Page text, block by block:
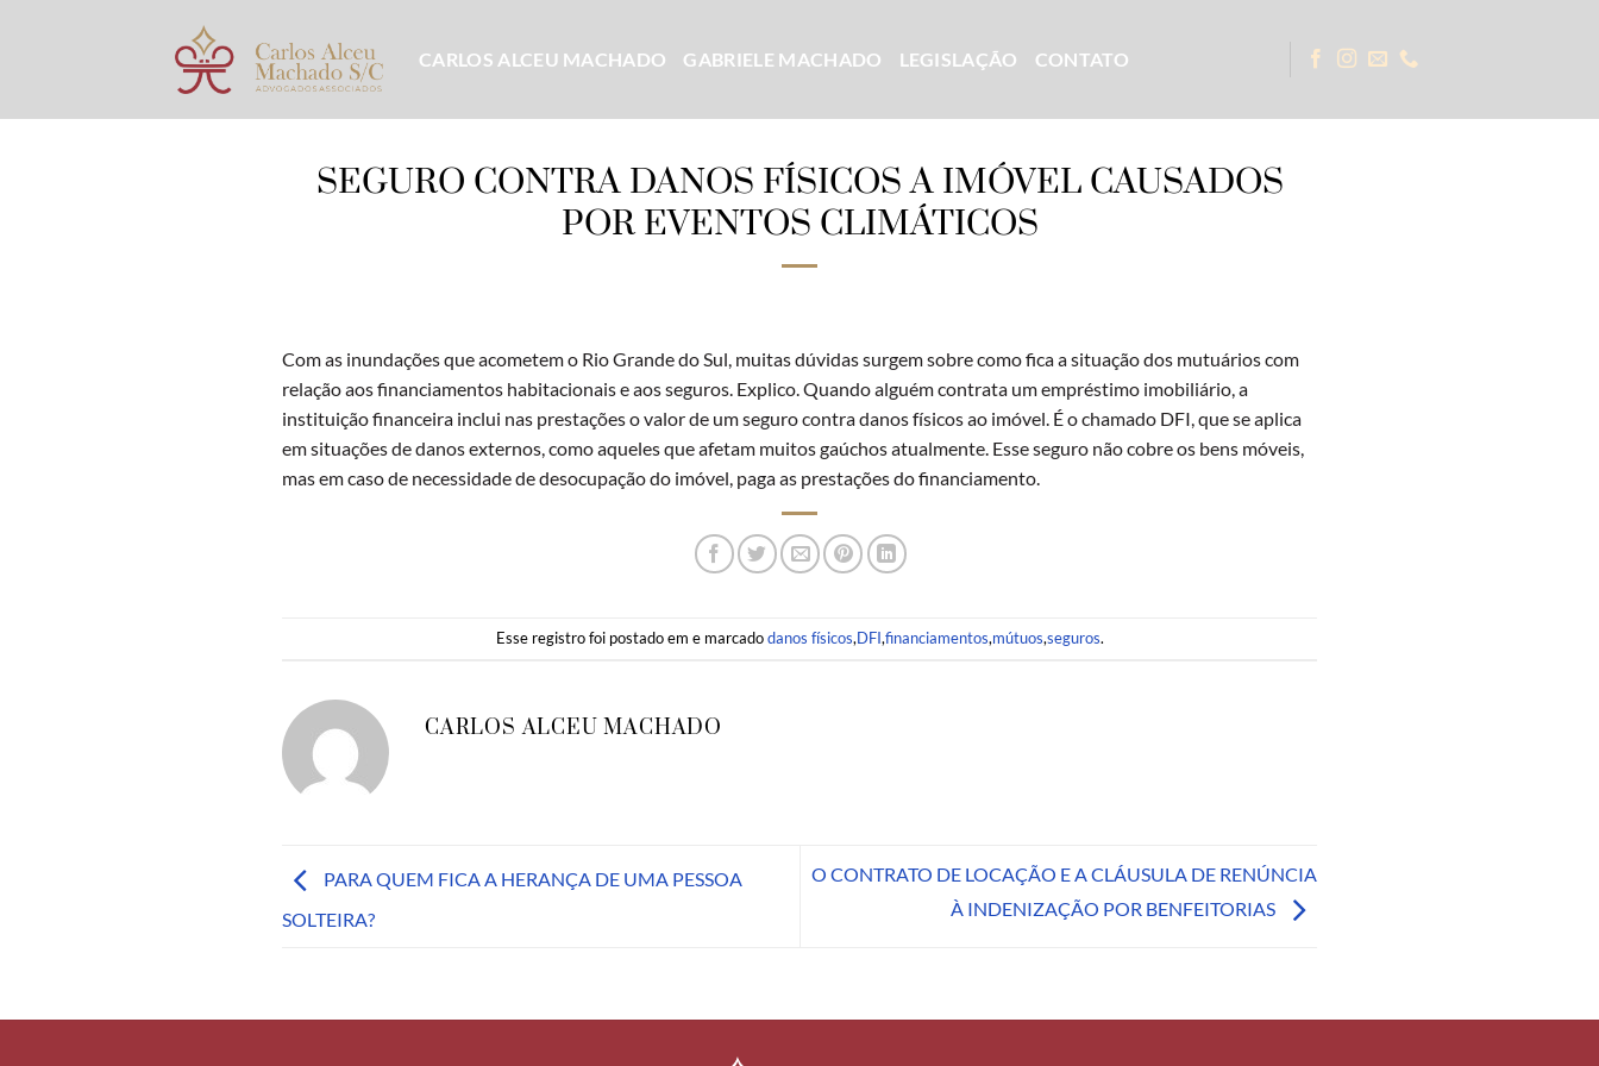
CARLOS ALCEU MACHADO GABRIELE MACHADO LEGISLAÇÃO CONTATO
SEGURO CONTRA DANOS FÍSICOS A IMÓVEL CAUSADOS
POR EVENTOS CLIMÁTICOS
Com as inundações que acometem o Rio Grande do Sul, muitas dúvidas surgem sobre como fica a situação dos mutuários com
relação aos financiamentos habitacionais e aos seguros. Explico. Quando alguém contrata um empréstimo imobiliário, a
instituição financeira inclui nas prestações o valor de um seguro contra danos físicos ao imóvel. É o chamado DFI, que se aplica
em situações de danos externos, como aqueles que afetam muitos gaúchos atualmente. Esse seguro não cobre os bens móveis,
mas em caso de necessidade de desocupação do imóvel, paga as prestações do financiamento.
Esse registro foi postado em e marcadodanos físicos,DFI,financiamentos,mútuos,seguros.
CARLOS ALCEU MACHADO
PARA QUEM FICA A HERANÇA DE UMA PESSOA
SOLTEIRA?
O CONTRATO DE LOCAÇÃO E A CLÁUSULA DE RENÚNCIA
À INDENIZAÇÃO POR BENFEITORIAS